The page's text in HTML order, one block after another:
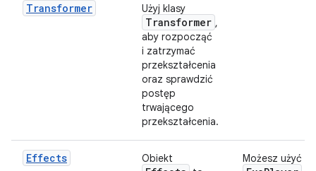
Transformer Użyj klasy
Transformer ,
aby rozpocząć
i zatrzymać
przekształcenia
oraz sprawdzić
postęp
trwającego
przekształcenia.
Effects Obiekt Możesz użyć